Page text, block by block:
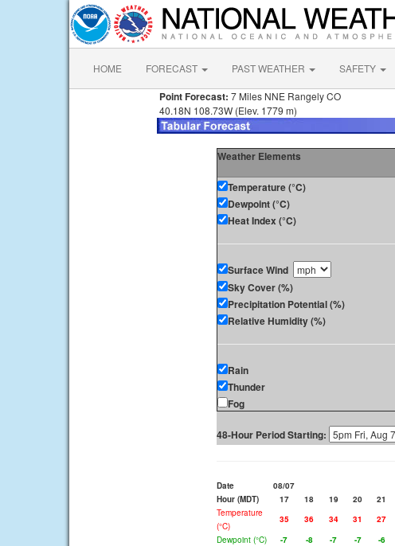
HOME FORECAST PAST WEATHER SAFETY
Point Forecast: 7 Miles NNE Rangely CO
40.18N 108.73W (Elev. 1779 m)
Weather Elements
Temperature (°C)
Dewpoint (°C)
Heat Index (°C)
Surface Wind
Sky Cover (%)
Precipitation Potential (%)
Relative Humidity (%)
Rain
Thunder
Fog
48-Hour Period Starting:
Date 08/07
Hour (MDT)
17 18 19 20 21
Temperature
(°C)
35 36 34 31 27
Dewpoint (°C)
-7 -8 -7 -7 -6